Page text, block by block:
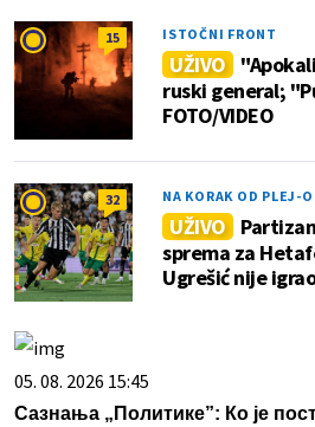
15 ISTOČNI FRONT
UŽIVO
ruski general;
FOTO/VIDEO
32 NA KORAK OD PLEJ-
UŽIVO
sprema za
Ugrešić nije
05. 08. 2026 15:45
Сазнања „Политике”: Ко је